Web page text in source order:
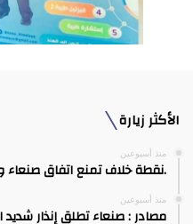
الأكثر زيارة
منذ أسبوعين
.نقطة خلاف تمنع اتفاق صنعاء
منذ أسبوعين
مصادر : صنعاء تطلق إنذار شديد